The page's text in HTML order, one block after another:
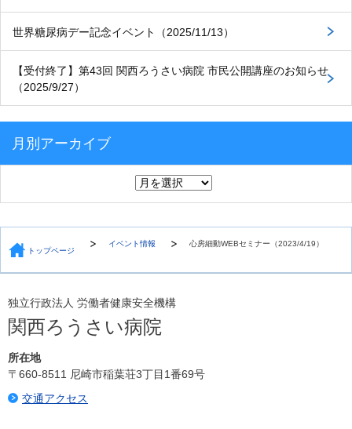
世界糖尿病デー記念イベント（2025/11/13）
【受付終了】第43回 関西ろうさい病院 市民公開講座のお知らせ
（2025/9/27）
月別アーカイブ
トップページ
イベント情報 心房細動WEBセミナー（2023/4/19）
独立行政法人 労働者健康安全機構
関西ろうさい病院
所在地
〒660-8511 尼崎市稲葉荘3丁目1番69号
交通アクセス